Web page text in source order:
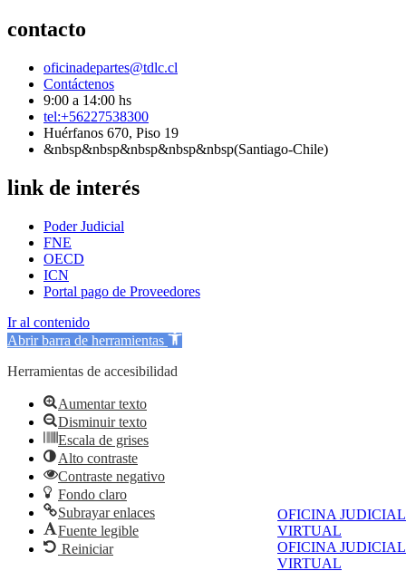
OFICINA JUDICIAL
VIRTUAL
OFICINA JUDICIAL
VIRTUAL
contacto
oficinadepartes@tdlc.cl
Contáctenos
9:00 a 14:00 hs
tel:+56227538300
Huérfanos 670, Piso 19
&nbsp&nbsp&nbsp&nbsp&nbsp(Santiago-Chile)
link de interés
Poder Judicial
FNE
OECD
ICN
Portal pago de Proveedores
Ir al contenido
Abrir barra de herramientas
Herramientas de accesibilidad
Aumentar texto
Disminuir texto
Escala de grises
Alto contraste
Contraste negativo
Fondo claro
Subrayar enlaces
Fuente legible
Reiniciar